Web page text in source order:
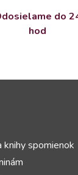
do
hod
knihy spomienok